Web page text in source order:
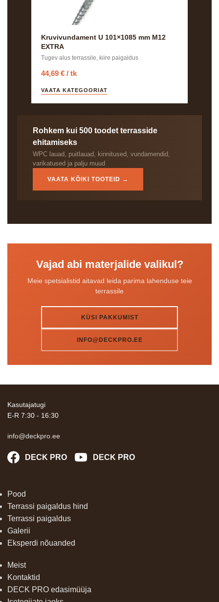
Kruvivundament U 101×1085 mm M12
EXTRA
Tugev alus terrassile, kiire paigaldus
44,69 € / tk
VAATA KATEGOORIAT
Rohkem kui 500 toodet terrasside
ehitamiseks
WPC lauad, puitlauad, kinnitused, vundamendid,
varikatused ja palju muud
VAATA KÕIKI TOOTEID →
Vajad abi materjalide valikul?
Meie spetsialistid aitavad leida parima lahenduse teie
terrassile
KÜSI PAKKUMIST
INFO@DECKPRO.EE
Kasutajatugi
E-R 7:30 - 16:30
info@deckpro.ee
DECK PRO DECK PRO
Pood
Terrassi paigaldus hind
Terrassi paigaldus
Galerii
Eksperdi nõuanded
Meist
Kontaktid
DECK PRO edasimüüja